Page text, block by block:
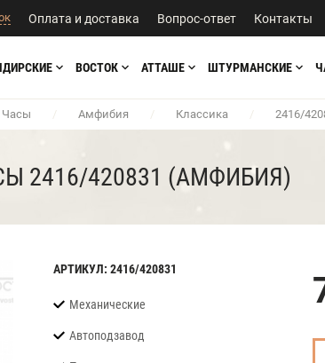
Оплата и доставка Вопрос-ответ Контакты
ВОСТОК АТТАШЕ ШТУРМАНСКИЕ
Часы / Амфибия / Классика / 2416/
2416/420831 (АМФИБИЯ)
АРТИКУЛ: 2416/420831
Механические
Автоподзавод